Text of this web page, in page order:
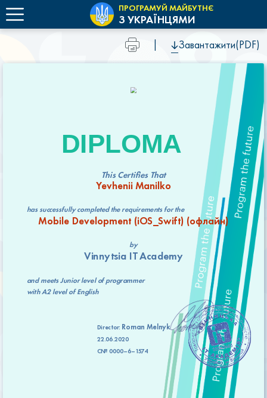
ПРОГРАМУЙ МАЙБУТНЄ
З УКРАЇНЦЯМИ
|
Завантажити(PDF)
DIPLOMA
This Certifies That
Yevhenii Manilko
has successfully completed the requirements for the
Mobile Development (iOS_Swift) (офлайн)
by
Vinnytsia IT Academy
and meetsJunior levelof programmer
withA2 levelof English
Director: Roman Melnyk
22.06.2020
C№ 0000–6–1574